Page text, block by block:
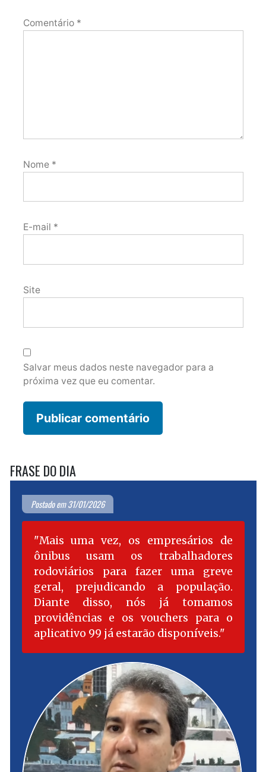
Comentário *
Nome *
E-mail *
Site
Salvar meus dados neste navegador para a
próxima vez que eu comentar.
FRASE DO DIA
Postado em 31/01/2026
Mais uma vez, os empresários de
ônibus usam os trabalhadores
rodoviários para fazer uma greve
geral, prejudicando a população.
Diante disso, nós já tomamos
providências e os vouchers para o
aplicativo 99 já estarão disponíveis.